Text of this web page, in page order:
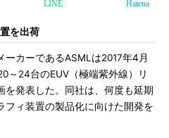
LINE Hatena
を出荷
カーであるASMLは2017年4月
～24台のEUV（極端紫外線）リ
を発表した。同社は、何度も延期
フィ装置の製品化に向けた開発を